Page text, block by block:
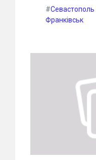
#Севастополь
Франківськ